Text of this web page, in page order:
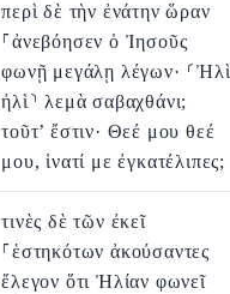
περὶ δὲ τὴν ἐνάτην ὥραν
⸀ἀνεβόησεν ὁ Ἰησοῦς
φωνῇ μεγάλῃ λέγων· ⸂Ἠλὶ
ἠλὶ⸃ λεμὰ σαβαχθάνι;
τοῦτ’ ἔστιν· Θεέ μου θεέ
μου, ἱνατί με ἐγκατέλιπες;
τινὲς δὲ τῶν ἐκεῖ
⸀ἑστηκότων ἀκούσαντες
ἔλεγον ὅτι Ἠλίαν φωνεῖ